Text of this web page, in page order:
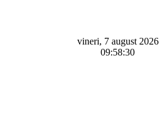
vineri, 7 august 2026
09:58:30